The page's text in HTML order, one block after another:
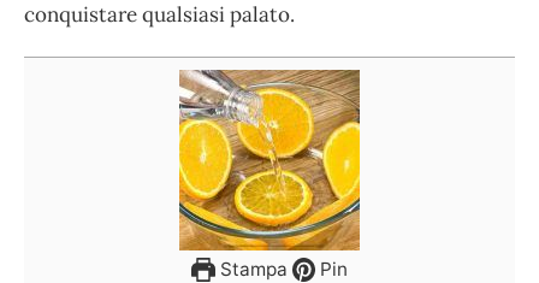
conquistare qualsiasi palato.
Stampa Pin